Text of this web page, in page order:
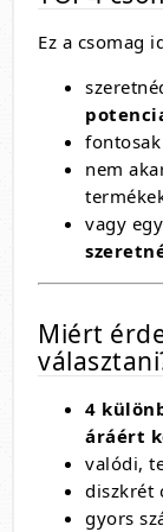
Ez a csomag
nem
vagy
Miért
4
áráért
valódi,
diszkrét
gyors